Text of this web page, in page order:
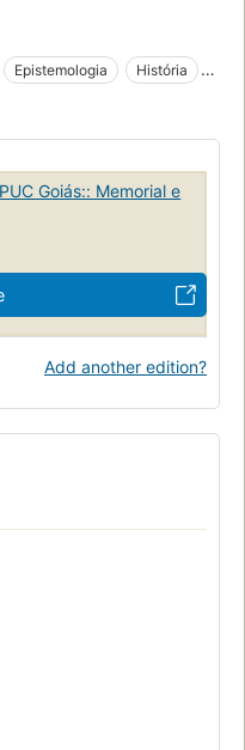
Epistemologia
História
Goiás:: Memorial e
Add another edition?